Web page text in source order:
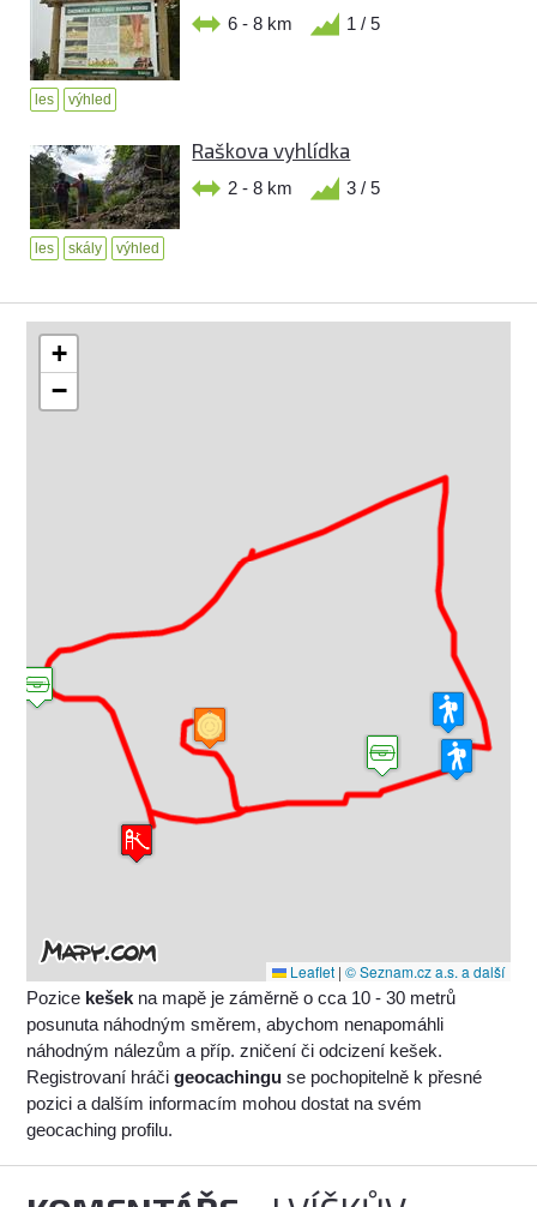
6 - 8 km 1 / 5
les výhled
Raškova vyhlídka
2 - 8 km 3 / 5
les skály výhled
+
−
Leaflet | © Seznam.cz a.s. a další
Pozice kešek na mapě je záměrně o cca 10 - 30 metrů
posunuta náhodným směrem, abychom nenapomáhli
náhodným nálezům a příp. zničení či odcizení kešek.
Registrovaní hráčigeocachingu se pochopitelně k přesné
pozici a dalším informacím mohou dostat na svém
geocaching profilu.